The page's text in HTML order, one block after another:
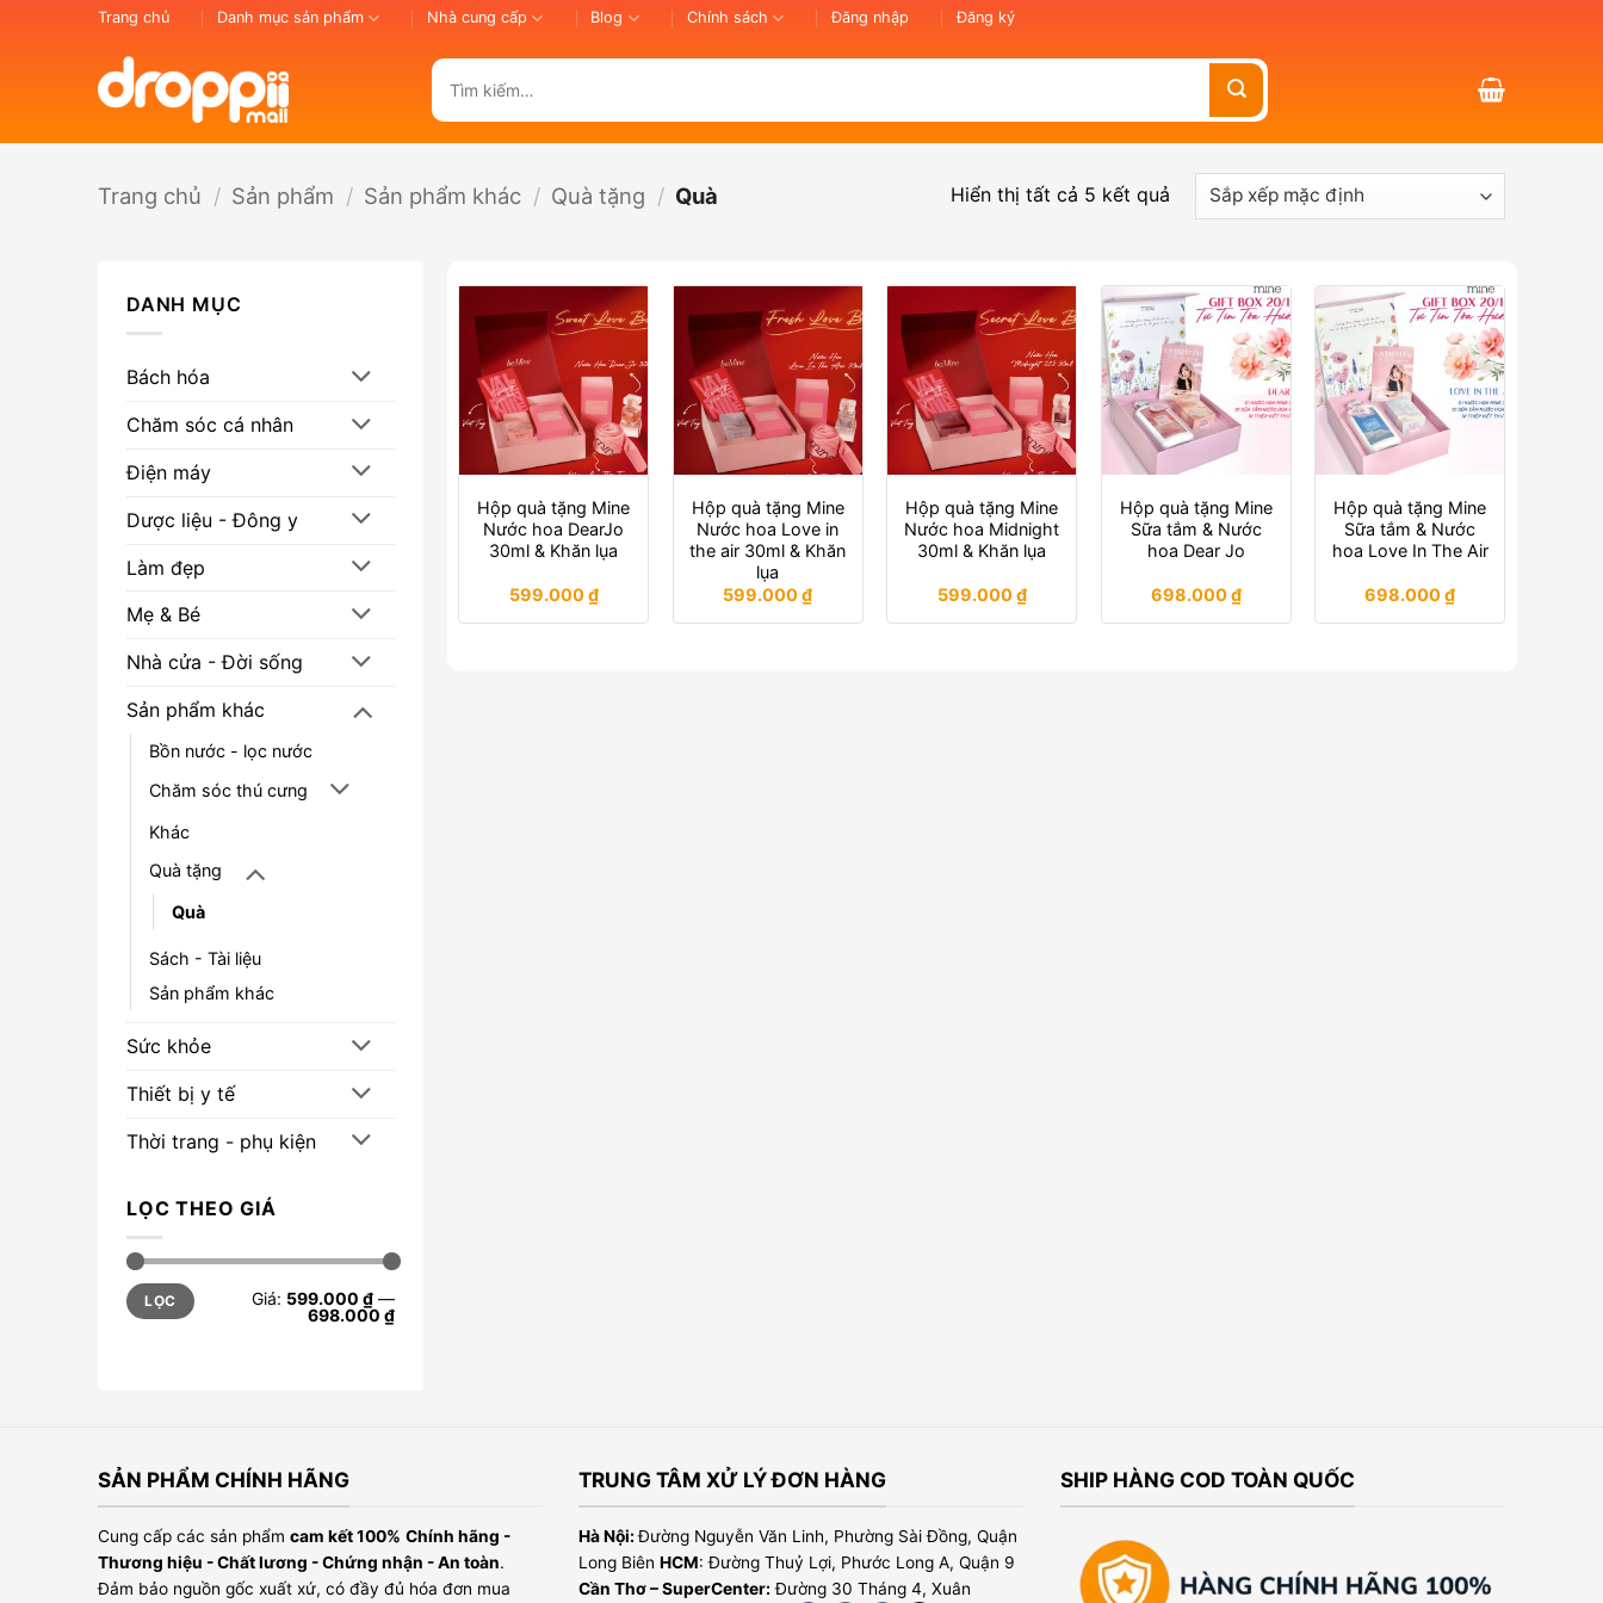
Trang chủ Danh mục sản phẩm Nhà cung cấp Blog Chính sách Đăng nhập Đăng ký
kiếm:
Trang chủ / Sản phẩm / Sản phẩm khác / Quà tặng / Quà Hiển thị tất cả 5 kết quả
DANH MỤC
Bách hóa
Chăm sóc cá nhân
Điện máy
Dược liệu - Đông y
Làm đẹp
Mẹ & Bé
Nhà cửa - Đời sống
Sản phẩm khác
Bồn nước - lọc nước
Chăm sóc thú cưng
Khác
Quà tặng
Quà
Sách - Tài liệu
Sản phẩm khác
Sức khỏe
Thiết bị y tế
Thời trang - phụ kiện
LỌC THEO GIÁ
Giá
tối
thiểu
Giá
tối
đa
LỌC Giá: 599.000 ₫—
698.000 ₫
Hộp quà tặng Mine
Nước hoa DearJo
30ml & Khăn lụa
599.000₫
Hộp quà tặng Mine
Nước hoa Love in
the air 30ml & Khăn
lụa
599.000₫
Hộp quà tặng Mine
Nước hoa Midnight
30ml & Khăn lụa
599.000₫
Hộp quà tặng Mine
Sữa tắm & Nước
hoa Dear Jo
698.000₫
Hộp quà tặng Mine
Sữa tắm & Nước
hoa Love In The Air
698.000₫
SẢN PHẨM CHÍNH HÃNG
Cung cấp các sản phẩm cam kết 100% Chính hãng -
Thương hiệu - Chất lương - Chứng nhận - An toàn.
Đảm bảo nguồn gốc xuất xứ, có đầy đủ hóa đơn mua
TRUNG TÂM XỬ LÝ ĐƠN HÀNG
Hà Nội:Đường Nguyễn Văn Linh, Phường Sài Đồng, Quận
Long BiênHCM: Đường Thuỷ Lợi, Phước Long A, Quận 9
Cần Thơ – SuperCenter: Đường 30 Tháng 4, Xuân
SHIP HÀNG COD TOÀN QUỐC